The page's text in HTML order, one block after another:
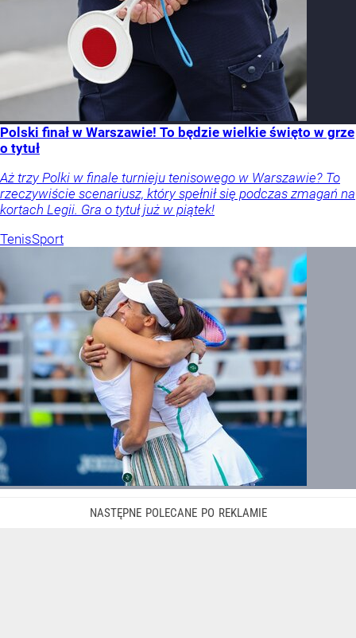
Polski finał w Warszawie! To będzie wielkie święto w grze
o tytuł
Aż trzy Polki w finale turnieju tenisowego w Warszawie? To
rzeczywiście scenariusz, który spełnił się podczas zmagań na
kortach Legii. Gra o tytuł już w piątek!
TenisSport